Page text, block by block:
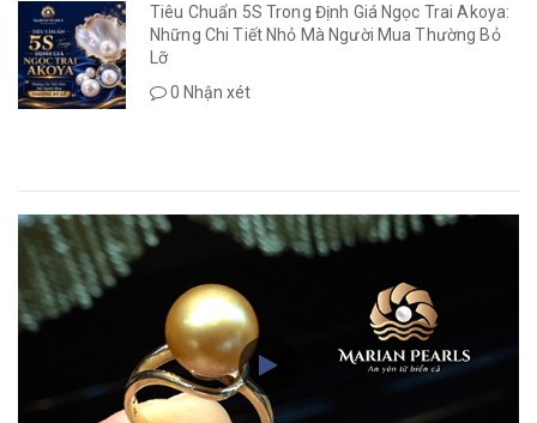
Tiêu Chuẩn 5S Trong Định Giá Ngọc Trai Akoya:
Những Chi Tiết Nhỏ Mà Người Mua Thường Bỏ
Lỡ
0 Nhận xét